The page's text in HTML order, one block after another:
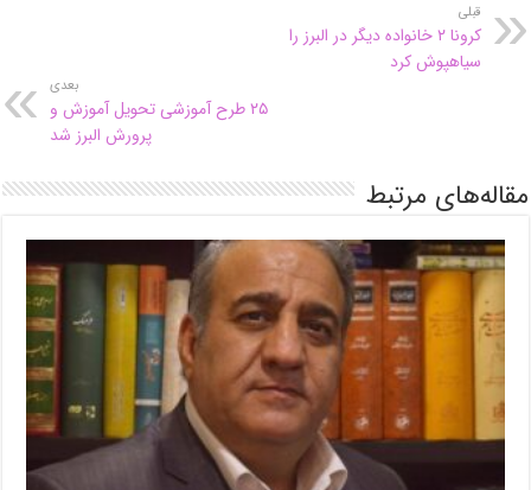
قبلی
کرونا ۲ خانواده دیگر در البرز را
سیاهپوش کرد
بعدی
۲۵ طرح آموزشی تحویل آموزش و
پرورش البرز شد
مقاله‌های مرتبط